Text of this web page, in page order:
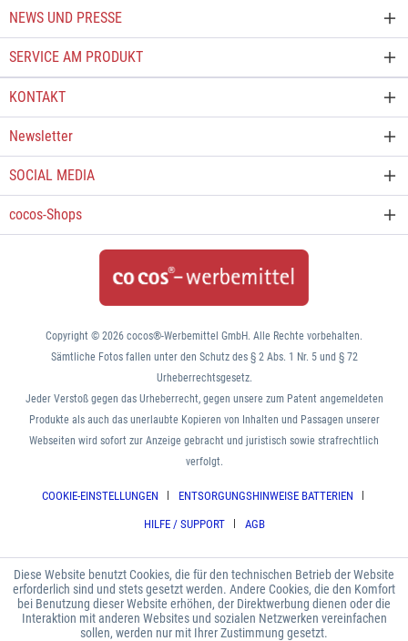
NEWS UND PRESSE
SERVICE AM PRODUKT
KONTAKT
Newsletter
SOCIAL MEDIA
cocos-Shops
COOKIE-EINSTELLUNGEN ENTSORGUNGSHINWEISE BATTERIEN
HILFE / SUPPORT AGB
Copyright © 2026 cocos®-Werbemittel GmbH. Alle Rechte vorbehalten.
Sämtliche Fotos fallen unter den Schutz des § 2 Abs. 1 Nr. 5 und § 72
Urheberrechtsgesetz.
Jeder Verstoß gegen das Urheberrecht, gegen unsere zum Patent angemeldeten
Produkte als auch das unerlaubte Kopieren von Inhalten und Passagen unserer
Webseiten wird sofort zur Anzeige gebracht und juristisch sowie strafrechtlich
verfolgt.
Diese Website benutzt Cookies, die für den technischen Betrieb der Website
erforderlich sind und stets gesetzt werden. Andere Cookies, die den Komfort
bei Benutzung dieser Website erhöhen, der Direktwerbung dienen oder die
Interaktion mit anderen Websites und sozialen Netzwerken vereinfachen
sollen, werden nur mit Ihrer Zustimmung gesetzt.